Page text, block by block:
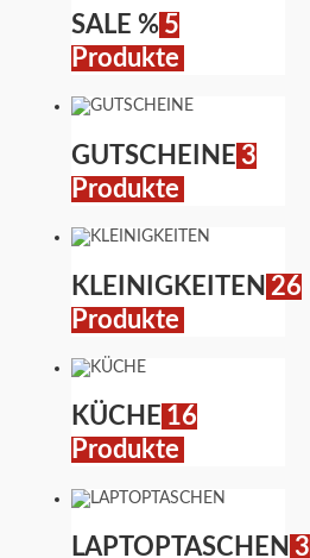
SALE % 5
Produkte
GUTSCHEINE 3
Produkte
KLEINIGKEITEN 26
Produkte
KÜCHE 16
Produkte
LAPTOPTASCHEN 3